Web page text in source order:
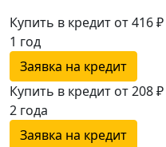
Купить в кредит от 416 ₽
1 год
Заявка на кредит
Купить в кредит от 208 ₽
2 года
Заявка на кредит